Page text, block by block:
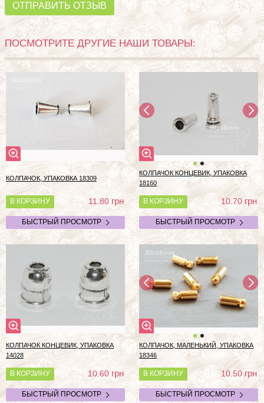
ОТПРАВИТЬ ОТЗЫВ
ПОСМОТРИТЕ ДРУГИЕ НАШИ ТОВАРЫ:
КОЛПАЧОК, УПАКОВКА 18309
В КОРЗИНУ 11.80грн
БЫСТРЫЙ ПРОСМОТР
КОЛПАЧОК КОНЦЕВИК, УПАКОВКА
18160
В КОРЗИНУ 10.70грн
БЫСТРЫЙ ПРОСМОТР
КОЛПАЧОК КОНЦЕВИК, УПАКОВКА
14028
В КОРЗИНУ 10.60грн
БЫСТРЫЙ ПРОСМОТР
КОЛПАЧОК, МАЛЕНЬКИЙ, УПАКОВКА
18346
В КОРЗИНУ 10.50грн
БЫСТРЫЙ ПРОСМОТР